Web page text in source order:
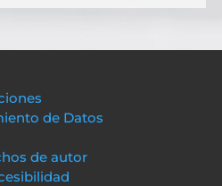
de Datos
de autor